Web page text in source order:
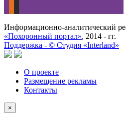
Информационно-аналитический
«Похоронный портал», 2014 - гг.
Поддержка - © Cтудия «Interland»
О проекте
Размещение рекламы
Контакты
×